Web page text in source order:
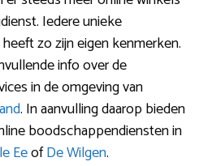
Iedere unieke
zo zijn eigen kenmerken.
info over de
in de omgeving van
. In aanvulling daarop bieden
boodschappendiensten in
EeofDe Wilgen.